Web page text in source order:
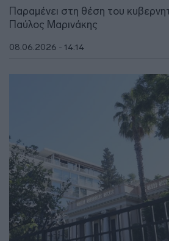
Παραμένει στη θέση του
Παύλος Μαρινάκης
08.06.2026 - 14:14